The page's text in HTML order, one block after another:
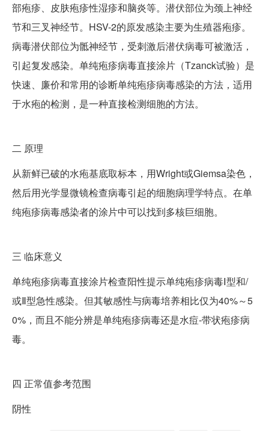
部疱疹、皮肤疱疹性湿疹和脑炎等。潜伏部位为颈上神经
节和三叉神经节。HSV-2的原发感染主要为生殖器疱疹。
病毒潜伏部位为骶神经节，受刺激后潜伏病毒可被激活，
引起复发感染。单纯疱疹病毒直接涂片（Tzanck试验）是
快速、廉价和常用的诊断单纯疱疹病毒感染的方法，适用
于水疱的检测，是一种直接检测细胞的方法。
二 原理
从新鲜已破的水疱基底取标本，用Wright或Giemsa染色，
然后用光学显微镜检查病毒引起的细胞病理学特点。在单
纯疱疹病毒感染者的涂片中可以找到多核巨细胞。
三 临床意义
单纯疱疹病毒直接涂片检查阳性提示单纯疱疹病毒Ⅰ型和/
或Ⅱ型急性感染。但其敏感性与病毒培养相比仅为40%～5
0%，而且不能分辨是单纯疱疹病毒还是水痘-带状疱疹病
毒。
四 正常值参考范围
阴性